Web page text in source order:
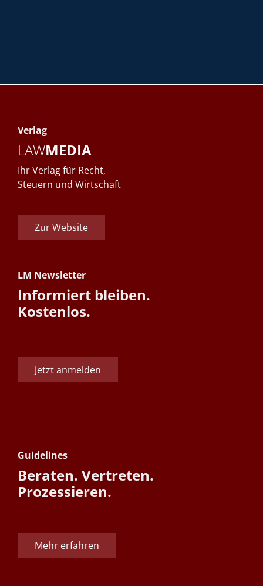
Verlag
LAWMEDIA
Ihr Verlag für Recht,
Steuern und Wirtschaft
Zur Website
LM Newsletter
Informiert bleiben.
Kostenlos.
Jetzt anmelden
Guidelines
Beraten. Vertreten.
Prozessieren.
Mehr erfahren